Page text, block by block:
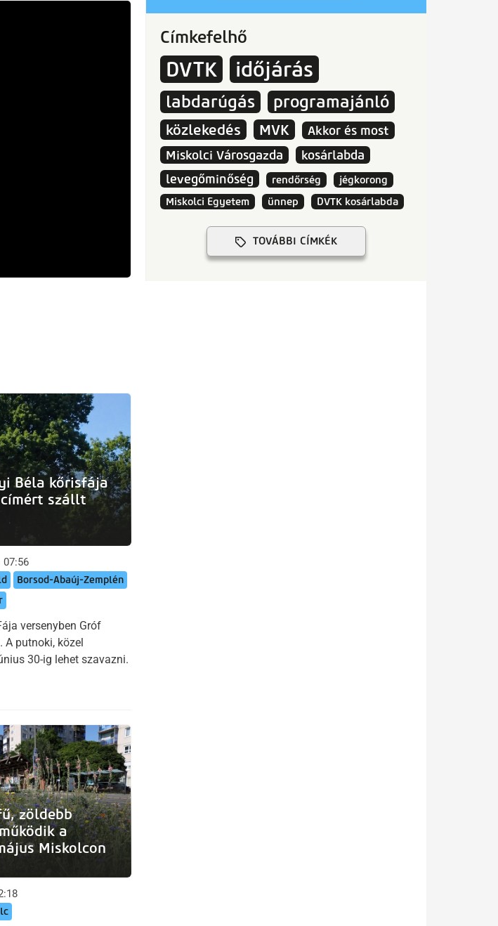
Béla kőrisfája
címért szállt
07:56
Borsod-Abaúj-Zemplén
versenyben Gróf
A putnoki, közel
30-ig lehet szavazni.
zöldebb
a
Miskolcon
Címkefelhő
DVTK időjárás
labdarúgás programajánló
közlekedés MVK
Akkor és most
Miskolci Városgazda
kosárlabda
levegőminőség
rendőrség
jégkorong
Miskolci Egyetem
ünnep DVTK kosárlabda
TOVÁBBI CÍMKÉK